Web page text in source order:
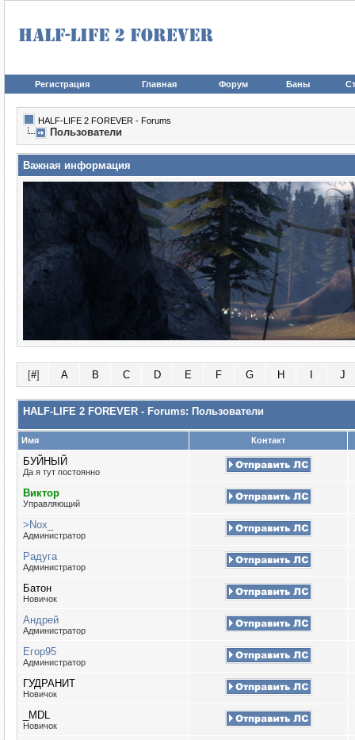
Регистрация Главная Форум Баны
HALF-LIFE 2 FOREVER - Forums
Пользователи
Важная информация
[#] A B C D E F G H J
HALF-LIFE 2 FOREVER - Forums: Пользователи
Имя Контакт
БУЙНЫЙ
Да я тут постоянно
Виктор
Управляющий
>Nox_
Администратор
Радуга
Администратор
Батон
Новичок
Андрей
Администратор
Егор95
Администратор
ГУДРАНИТ
Новичок
_MDL
Новичок